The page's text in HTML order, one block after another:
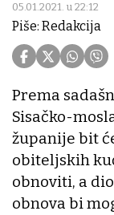
05.01.2021. u 22:12
Piše: Redakcija
Prema
Sisačko-
županije bit
obiteljskih
obnoviti, a
obnova bi